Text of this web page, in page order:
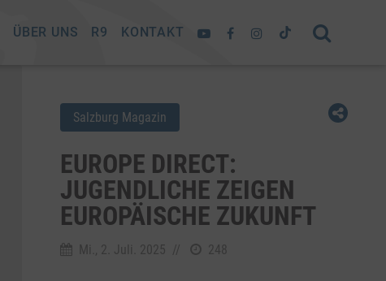
ÜBER UNS R9 KONTAKT
Salzburg Magazin
EUROPE DIRECT:
JUGENDLICHE ZEIGEN
EUROPÄISCHE ZUKUNFT
Mi., 2. Juli. 2025 // 248